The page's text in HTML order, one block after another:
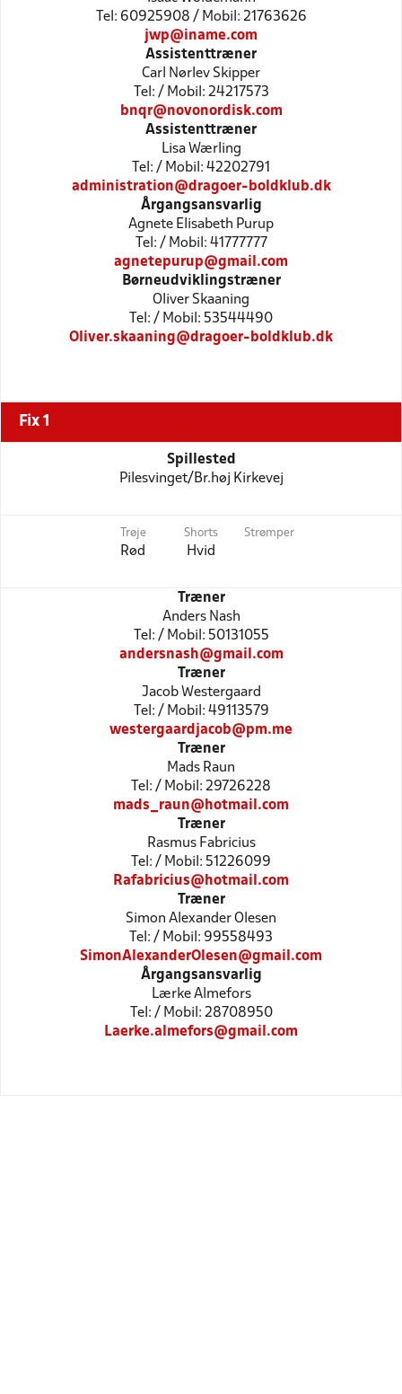
Tel: 60925908 / Mobil: 21763626
jwp@iname.com
Assistenttræner
Carl Nørlev Skipper
Tel: / Mobil: 24217573
bnqr@novonordisk.com
Assistenttræner
Lisa Wærling
Tel: / Mobil: 42202791
administration@dragoer-boldklub.dk
Årgangsansvarlig
Agnete Elisabeth Purup
Tel: / Mobil: 41777777
agnetepurup@gmail.com
Børneudviklingstræner
Oliver Skaaning
Tel: / Mobil: 53544490
Oliver.skaaning@dragoer-boldklub.dk
Fix 1
Spillested
Pilesvinget/Br.høj Kirkevej
Trøje
Rød
Shorts
Hvid
Strømper
Træner
Anders Nash
Tel: / Mobil: 50131055
andersnash@gmail.com
Træner
Jacob Westergaard
Tel: / Mobil: 49113579
westergaardjacob@pm.me
Træner
Mads Raun
Tel: / Mobil: 29726228
mads_raun@hotmail.com
Træner
Rasmus Fabricius
Tel: / Mobil: 51226099
Rafabricius@hotmail.com
Træner
Simon Alexander Olesen
Tel: / Mobil: 99558493
SimonAlexanderOlesen@gmail.com
Årgangsansvarlig
Lærke Almefors
Tel: / Mobil: 28708950
Laerke.almefors@gmail.com